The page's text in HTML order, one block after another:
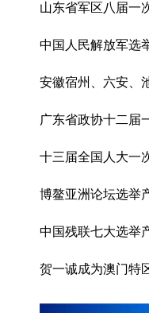
山东省军区八届一
中国人民解放军选
安徽宿州、六安、
广东省政协十二届
十三届全国人大一
博鳌亚洲论坛选举
中国残联七大选举
贺一诚成为澳门特